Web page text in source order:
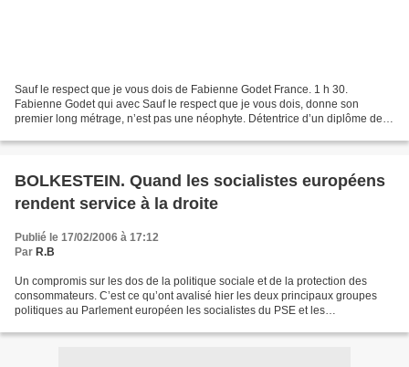
Sauf le respect que je vous dois de Fabienne Godet France. 1 h 30.
Fabienne Godet qui avec Sauf le respect que je vous dois, donne son
premier long métrage, n’est pas une néophyte. Détentrice d’un diplôme de
BOLKESTEIN. Quand les socialistes européens
rendent service à la droite
Publié le 17/02/2006 à 17:12
Par R.B
Un compromis sur les dos de la politique sociale et de la protection des
consommateurs. C’est ce qu’ont avalisé hier les deux principaux groupes
politiques au Parlement européen les socialistes du PSE et les